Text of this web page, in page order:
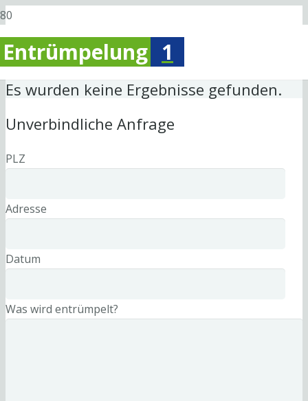
Entrümpelung 1
Es wurden keine Ergebnisse gefunden.
Unverbindliche Anfrage
PLZ
Adresse
Datum
Was wird entrümpelt?